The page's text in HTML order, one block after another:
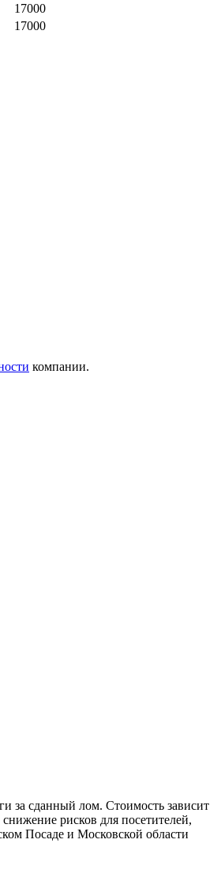
17000
17000
компании.
за сданный лом. Стоимость зависит
рисков для посетителей,
Посаде и Московской области